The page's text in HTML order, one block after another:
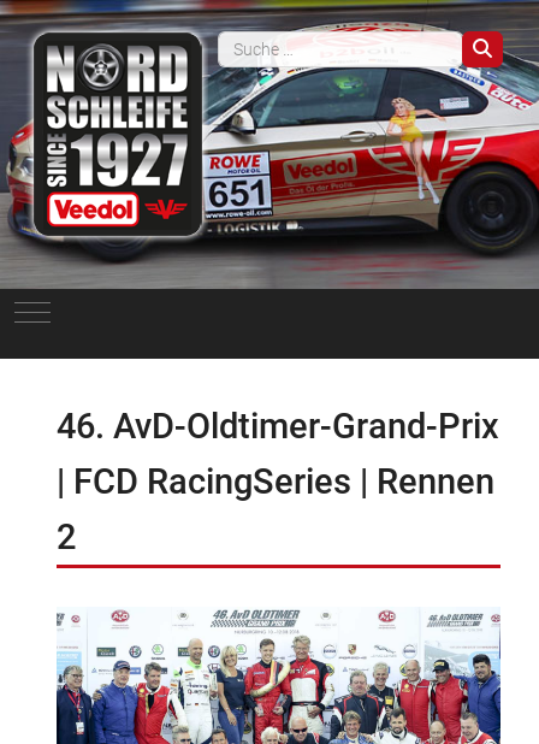
Mobile Menu Toggle
46. AvD-Oldtimer-Grand-Prix
| FCD RacingSeries | Rennen
2